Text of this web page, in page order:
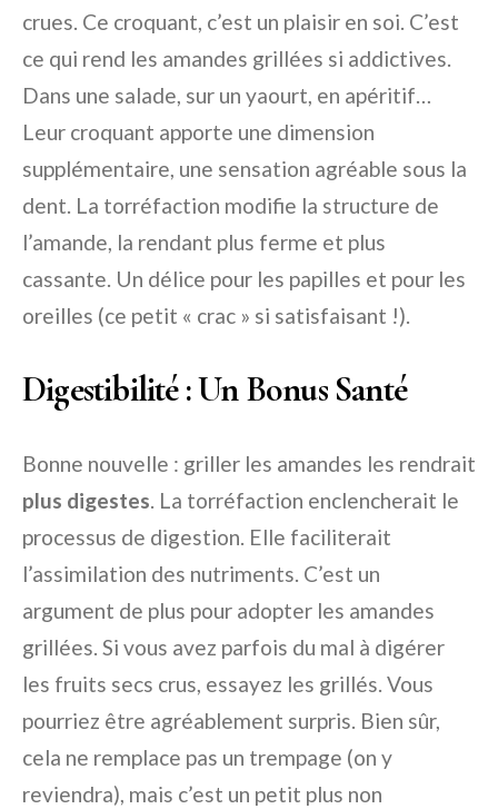
crues. Ce croquant, c’est un plaisir en soi. C’est
ce qui rend les amandes grillées si addictives.
Dans une salade, sur un yaourt, en apéritif…
Leur croquant apporte une dimension
supplémentaire, une sensation agréable sous la
dent. La torréfaction modifie la structure de
l’amande, la rendant plus ferme et plus
cassante. Un délice pour les papilles et pour les
oreilles (ce petit « crac » si satisfaisant !).
Digestibilité : Un Bonus Santé
Bonne nouvelle : griller les amandes les rendrait
plus digestes. La torréfaction enclencherait le
processus de digestion. Elle faciliterait
l’assimilation des nutriments. C’est un
argument de plus pour adopter les amandes
grillées. Si vous avez parfois du mal à digérer
les fruits secs crus, essayez les grillés. Vous
pourriez être agréablement surpris. Bien sûr,
cela ne remplace pas un trempage (on y
reviendra), mais c’est un petit plus non